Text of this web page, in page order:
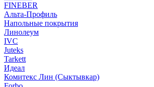
FINEBER
Альта-Профиль
Напольные покрытия
Линолеум
IVC
Juteks
Tarkett
Идеал
Комитекс Лин (Сыктывкар)